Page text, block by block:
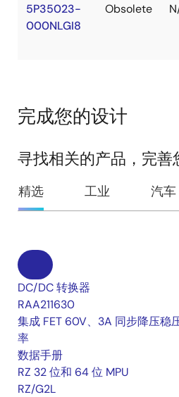
5P35023-
000NLGI8
Obsolete
完成您的设计
寻找相关的产品，完善
精选 工业 汽车
DC/DC 转换器
RAA211630
集成 FET 60V、3A 同步降压稳
率
数据手册
RZ 32 位和 64 位 MPU
RZ/G2L